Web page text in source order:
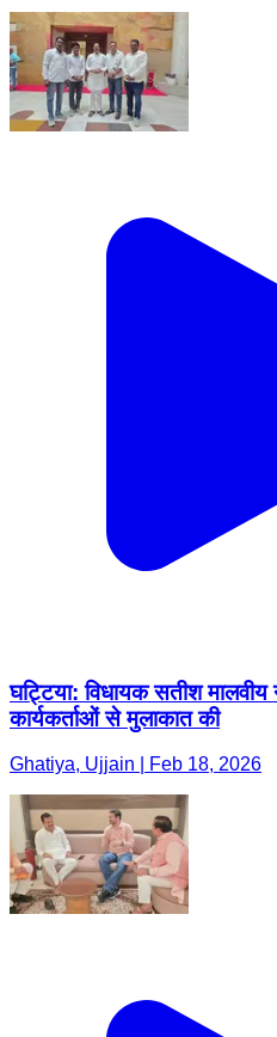
घट्टिया: विधायक सतीश
कार्यकर्ताओं से मुलाकात की
Ghatiya, Ujjain | Feb 18, 2026